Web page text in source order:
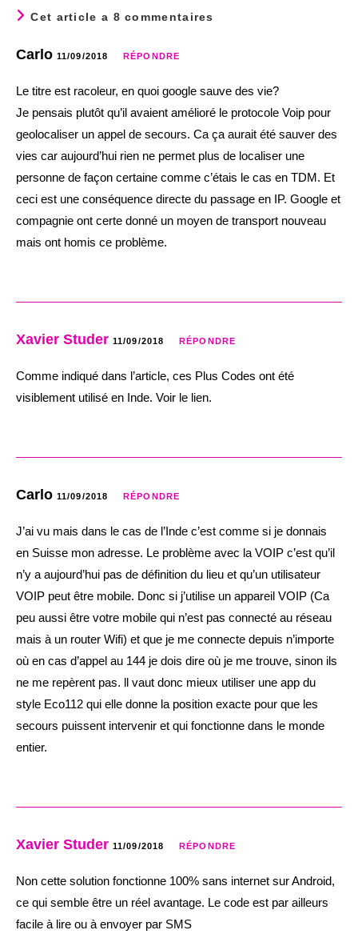
Cet article a 8 commentaires
Carlo 11/09/2018 RÉPONDRE
Le titre est racoleur, en quoi google sauve des vie?
Je pensais plutôt qu’il avaient amélioré le protocole Voip pour
geolocaliser un appel de secours. Ca ça aurait été sauver des
vies car aujourd’hui rien ne permet plus de localiser une
personne de façon certaine comme c’étais le cas en TDM. Et
ceci est une conséquence directe du passage en IP. Google et
compagnie ont certe donné un moyen de transport nouveau
mais ont homis ce problème.
Xavier Studer 11/09/2018 RÉPONDRE
Comme indiqué dans l’article, ces Plus Codes ont été
visiblement utilisé en Inde. Voir le lien.
Carlo 11/09/2018 RÉPONDRE
J’ai vu mais dans le cas de l’Inde c’est comme si je donnais
en Suisse mon adresse. Le problème avec la VOIP c’est qu’il
n’y a aujourd’hui pas de définition du lieu et qu’un utilisateur
VOIP peut être mobile. Donc si j’utilise un appareil VOIP (Ca
peu aussi être votre mobile qui n’est pas connecté au réseau
mais à un router Wifi) et que je me connecte depuis n’importe
où en cas d’appel au 144 je dois dire où je me trouve, sinon ils
ne me repèrent pas. ll vaut donc mieux utiliser une app du
style Eco112 qui elle donne la position exacte pour que les
secours puissent intervenir et qui fonctionne dans le monde
entier.
Xavier Studer 11/09/2018 RÉPONDRE
Non cette solution fonctionne 100% sans internet sur Android,
ce qui semble être un réel avantage. Le code est par ailleurs
facile à lire ou à envoyer par SMS